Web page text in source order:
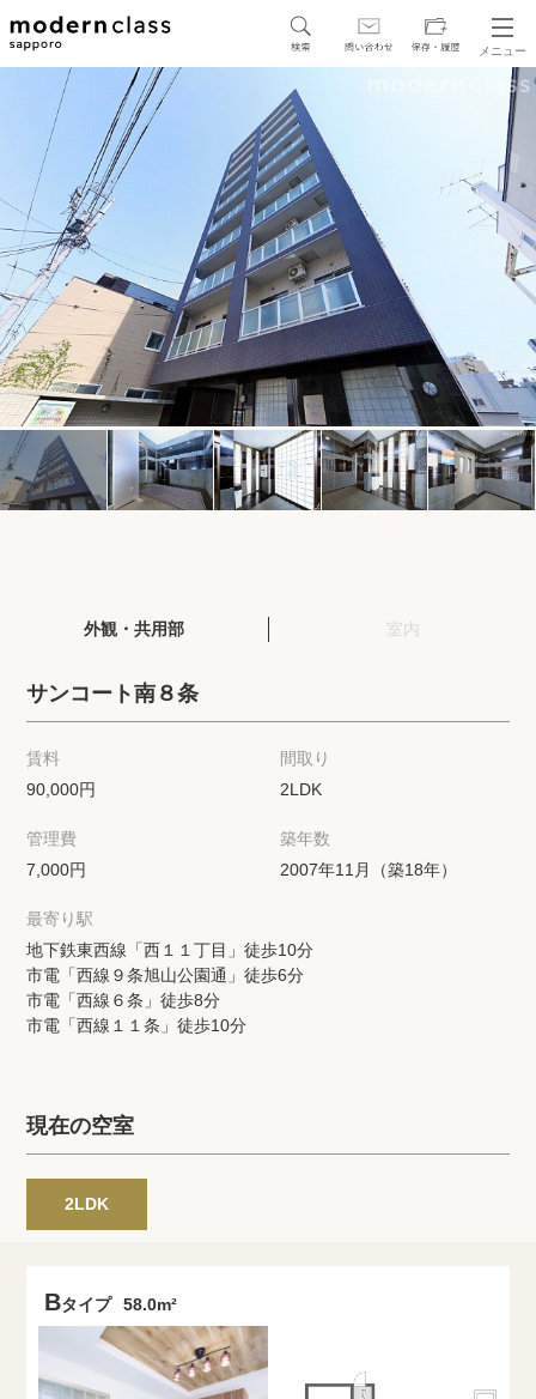
メニュー
SEARCH
地図から探す 駅・路線から探す
区から探す
人気エリアから探す
アクセスランキング
保存した検索条件
店舗紹介
希望条件を伝えてプロに探してもらう
来店予約
高級賃貸物件コラム modern classについて
高級賃貸物件トピック
商標について
外観・共用部 室内
サンコート南８条
賃料
90,000円
間取り
2LDK
管理費
7,000円
築年数
2007年11月（築18年）
最寄り駅
地下鉄東西線「西１１丁目」徒歩10分
市電「西線９条旭山公園通」徒歩6分
市電「西線６条」徒歩8分
市電「西線１１条」徒歩10分
現在の空室
2LDK
Bタイプ 58.0m²